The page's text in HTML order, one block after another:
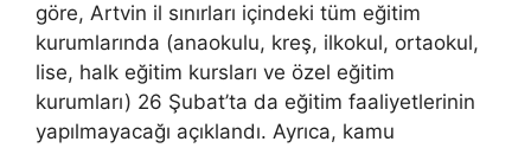
göre, Artvin il sınırları içindeki tüm eğitim
kurumlarında (anaokulu, kreş, ilkokul, ortaokul,
lise, halk eğitim kursları ve özel eğitim
kurumları) 26 Şubat’ta da eğitim faaliyetlerinin
yapılmayacağı açıklandı. Ayrıca, kamu